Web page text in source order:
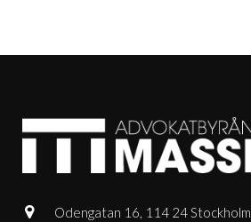
Odengatan 16, 114 24 Stockholm